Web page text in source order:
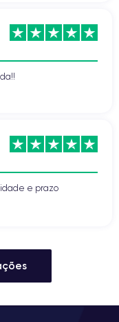
e prazo